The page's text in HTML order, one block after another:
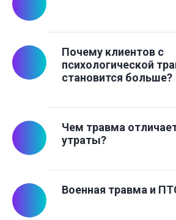
Почему клиентов с
психологической
становится больше?
Чем травма
утраты?
Военная травма и